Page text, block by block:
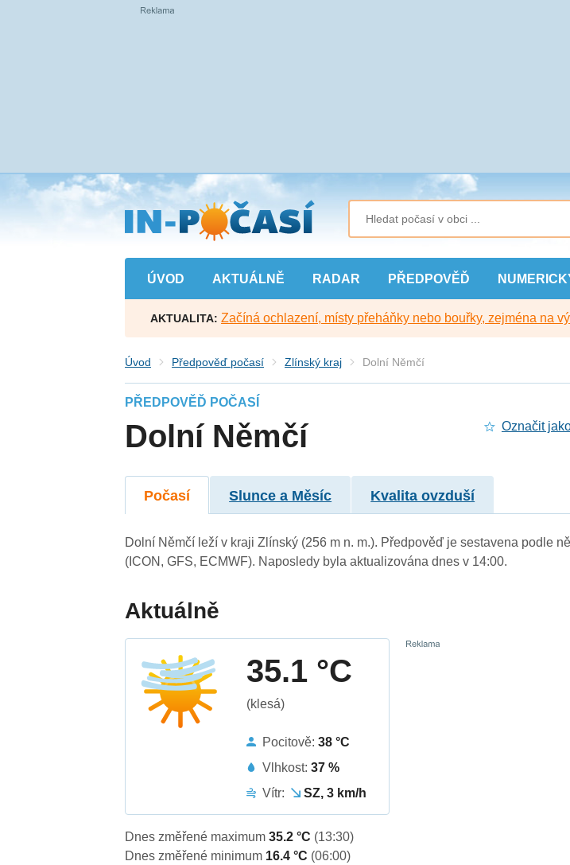
Přejít
na
hlavní
obsah
ÚVOD AKTUÁLNĚ RADAR PŘEDPOVĚĎ
AKTUALITA: Začíná ochlazení, místy přeháňky nebo bouřky, zejména na
Úvod Předpověď počasí Zlínský kraj Dolní Němčí
PŘEDPOVĚĎ POČASÍ
Dolní Němčí Označit
Počasí Slunce a Měsíc Kvalita ovzduší
Dolní Němčí leží v kraji Zlínský (256 m n. m.). Předpověď je sestavena podle
(ICON, GFS, ECMWF). Naposledy byla aktualizována dnes v 14:00.
Aktuálně
35.1 °C
(klesá)
Pocitově:38 °C
Vlhkost:37 %
Vítr:
SZ, 3 km/h
Dnes změřené maximum35.2 °C (13:30)
Dnes změřené minimum 16.4 °C (06:00)